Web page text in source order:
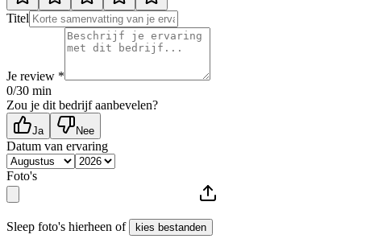
Titel
Je review *
0/30 min
Zou je dit bedrijf aanbevelen?
Ja Nee
Datum van ervaring
Foto's
Sleep foto's hierheen of kies bestanden